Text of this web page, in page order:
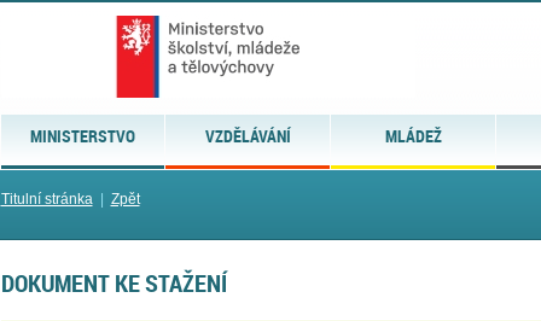
MINISTERSTVO VZDĚLÁVÁNÍ MLÁDEŽ
Titulní stránka| Zpět
DOKUMENT KE STAŽENÍ